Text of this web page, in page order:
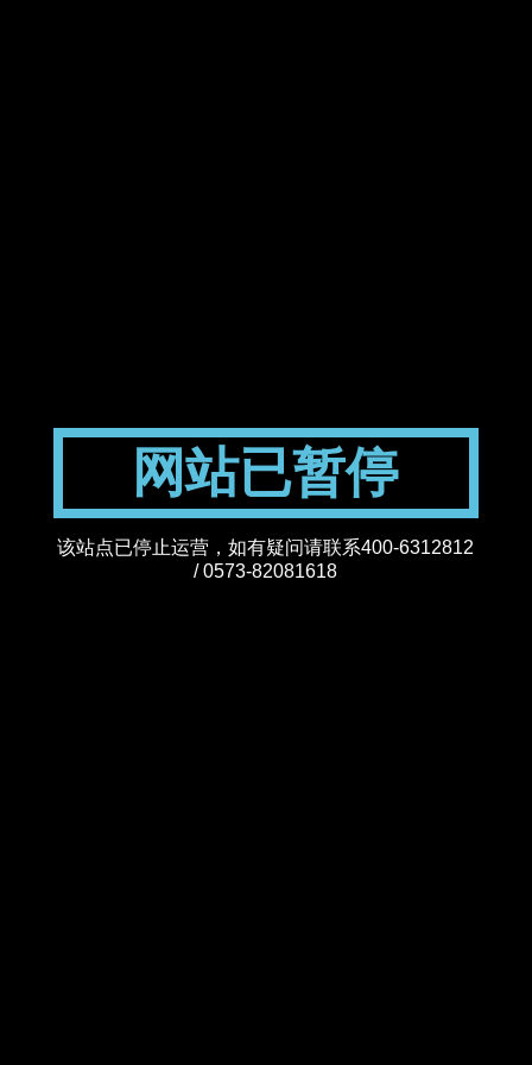
网站已暂停
该站点已停止运营，如有疑问请联系400-6312812
/ 0573-82081618